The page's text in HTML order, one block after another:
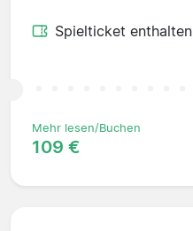
Spielticket enthalten
Mehr lesen/Buchen
109 €